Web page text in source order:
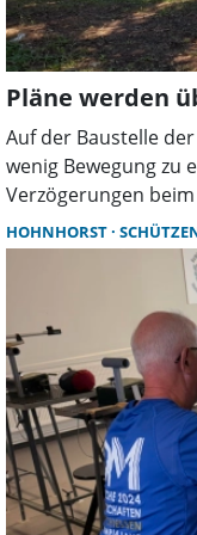
Großenheidorn
Pläne werden
Auf der Baustelle
wenig Bewegung zu
Verzögerungen
Montage- und
Folgen für den
ergeben, ist noch
HOHNHORST